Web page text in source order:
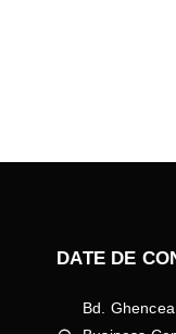
DATE DE
Bd.